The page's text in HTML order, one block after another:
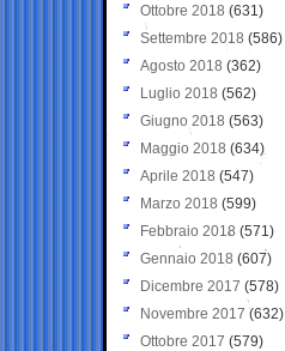
Ottobre 2018 (631)
Settembre 2018 (586)
Agosto 2018 (362)
Luglio 2018 (562)
Giugno 2018 (563)
Maggio 2018 (634)
Aprile 2018 (547)
Marzo 2018 (599)
Febbraio 2018 (571)
Gennaio 2018 (607)
Dicembre 2017 (578)
Novembre 2017 (632)
Ottobre 2017 (579)